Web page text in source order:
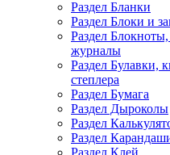
Раздел Бланки
Раздел Блоки и
Раздел
журналы
Раздел Булавки,
степлера
Раздел Бумага
Раздел Дыроколы
Раздел
Раздел
Раздел Клей